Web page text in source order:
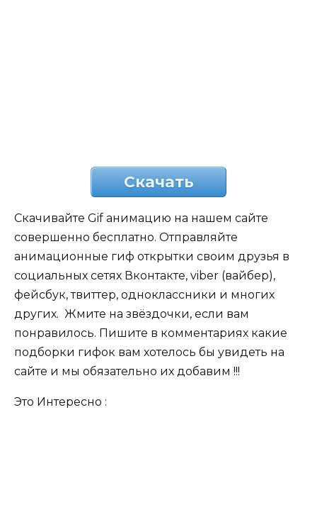
Скачать
Скачивайте Gif анимацию на нашем сайте
совершенно бесплатно. Отправляйте
анимационные гиф открытки своим друзья в
социальных сетях Вконтакте, viber (вайбер),
фейсбук, твиттер, одноклассники и многих
других. Жмите на звёздочки, если вам
понравилось. Пишите в комментариях какие
подборки гифок вам хотелось бы увидеть на
сайте и мы обязательно их добавим !!!
Это Интересно :